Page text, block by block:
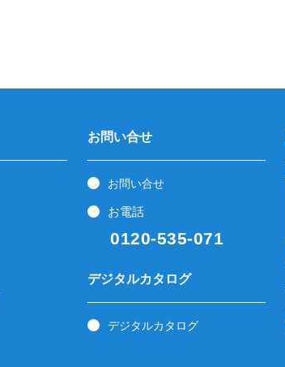
お問い合せ
お問い合せ
お電話
0120-535-071
デジタルカタログ
デジタルカタログ